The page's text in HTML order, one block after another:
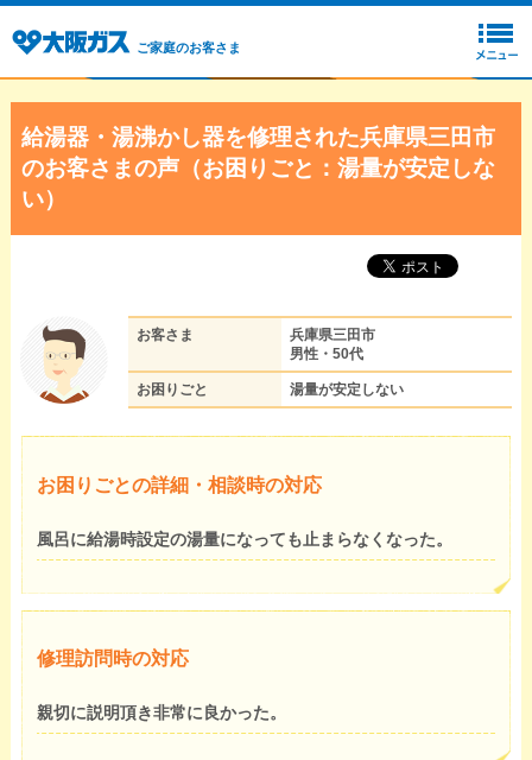
ご家庭のお客さま
給湯器・湯沸かし器を修理された兵庫県三田市
のお客さまの声（お困りごと：湯量が安定しな
い）
お客さま
兵庫県三田市
男性・50代
お困りごと 湯量が安定しない
お困りごとの詳細・相談時の対応
風呂に給湯時設定の湯量になっても止まらなくなった。
修理訪問時の対応
親切に説明頂き非常に良かった。